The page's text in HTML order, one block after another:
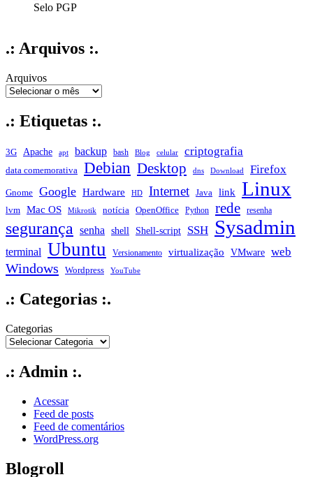
Selo PGP
.: Arquivos :.
Arquivos
.: Etiquetas :.
3G Apache apt backup bash Blog celular criptografia
data comemorativa Debian Desktop dns Download Firefox
Gnome Google Hardware HD Internet Java link Linux
lvm Mac OS Mikrotik notícia OpenOffice Python rede resenha
segurança senha shell Shell-script SSH Sysadmin
terminal Ubuntu Versionamento virtualização VMware web
Windows Wordpress YouTube
.: Categorias :.
Categorias
.: Admin :.
Acessar
Feed de posts
Feed de comentários
WordPress.org
Blogroll